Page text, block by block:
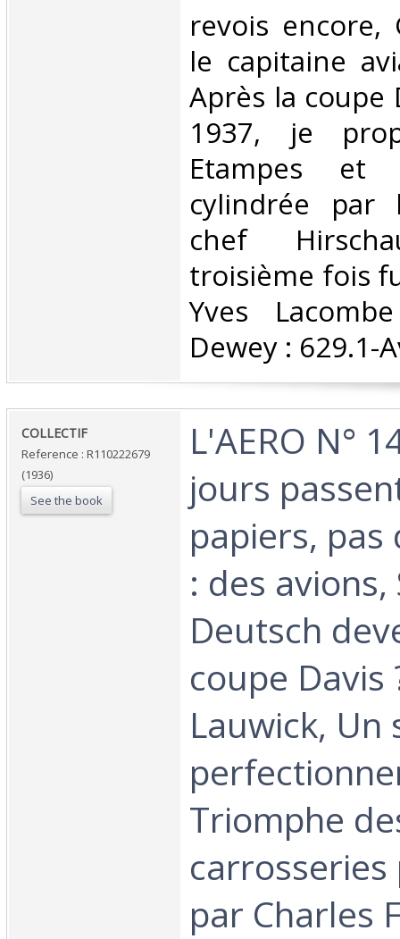
revois encore,
le capitaine
Après la coupe
1937, je
Etampes
cylindrée par
chef
troisième fois
Yves
Dewey : 629.1-
‎COLLECTIF‎
Reference : R110222679
(1936)
See the book
‎L'AERO N°
jours
papiers,
: des
Deutsch
coupe Davis
Lauwick, Un
Triomphe
par Charles